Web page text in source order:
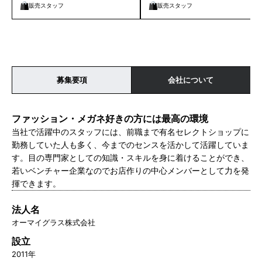
販売スタッフ
販売スタッフ
募集要項 会社について
ファッション・メガネ好きの方には最高の環境
当社で活躍中のスタッフには、前職まで有名セレクトショップに
勤務していた人も多く、今までのセンスを活かして活躍していま
す。目の専門家としての知識・スキルを身に着けることができ、
若いベンチャー企業なのでお店作りの中心メンバーとして力を発
揮できます。
法人名
オーマイグラス株式会社
設立
2011年